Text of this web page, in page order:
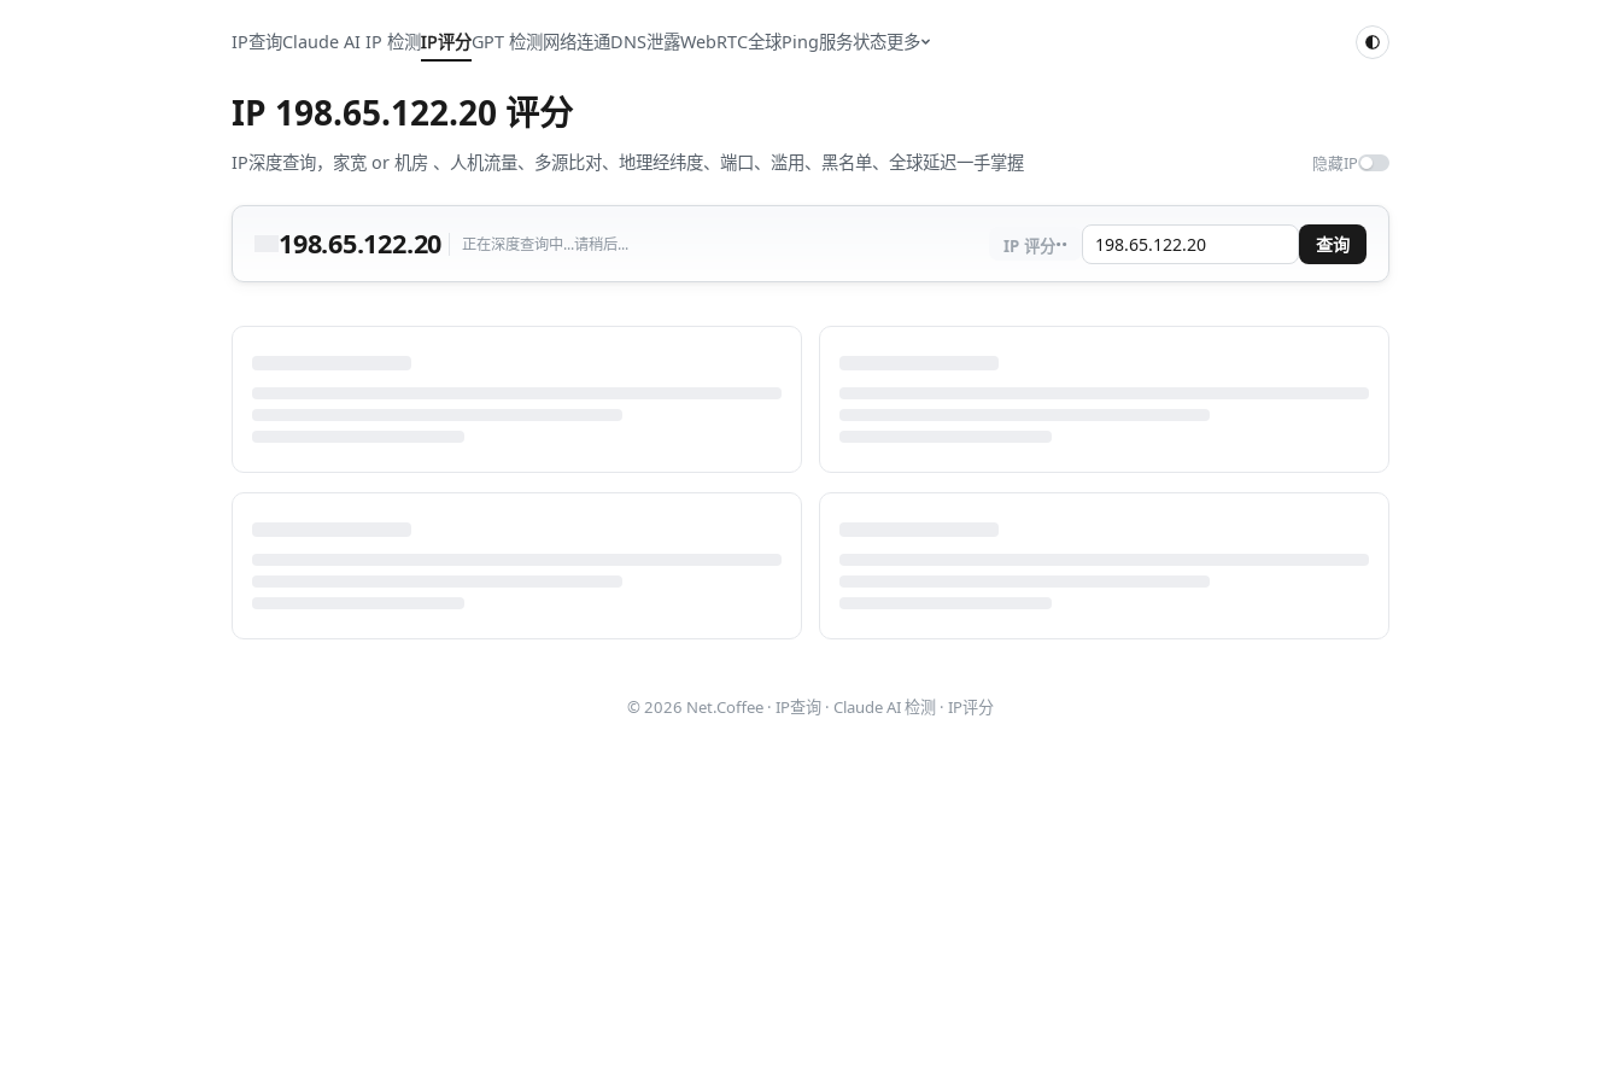
IP查询Claude AI IP 检测IP评分GPT 检测网络连通DNS泄露WebRTC全球Ping服务状态更多
IP 198.65.122.20 评分
IP深度查询，家宽 or 机房 、人机流量、多源比对、地理经纬度、端口、滥用、黑名单、全球延迟一手掌握 隐藏IP
198.65.122.20 正在深度查询中...请稍后... IP 评分·· 查询
© 2026 Net.Coffee · IP查询 · Claude AI 检测 · IP评分